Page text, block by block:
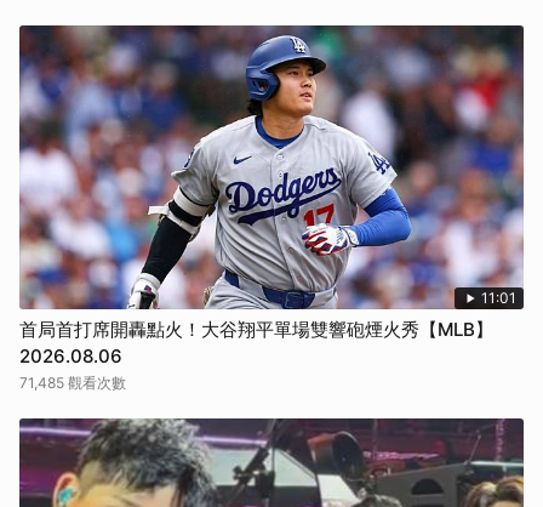
11:01
首局首打席開轟點火！大谷翔平單場雙響砲煙火秀【MLB】
2026.08.06
71,485 觀看次數